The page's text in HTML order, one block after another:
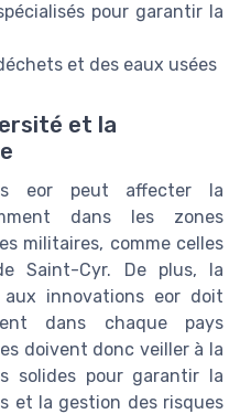
pour garantir la
et des eaux usées
et la
eor peut affecter la
dans les zones
militaires, comme celles
Saint-Cyr. De plus, la
innovations eor doit
dans chaque pays
doivent donc veiller à la
solides pour garantir la
et la gestion des risques